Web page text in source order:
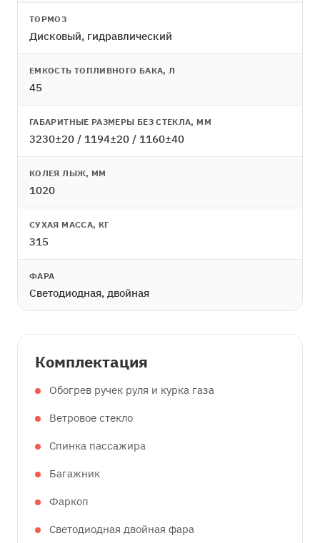
ТОРМОЗ
Дисковый, гидравлический
ЕМКОСТЬ ТОПЛИВНОГО БАКА, Л
45
ГАБАРИТНЫЕ РАЗМЕРЫ БЕЗ СТЕКЛА, ММ
3230±20 / 1194±20 / 1160±40
КОЛЕЯ ЛЫЖ, ММ
1020
СУХАЯ МАССА, КГ
315
ФАРА
Светодиодная, двойная
Комплектация
Обогрев ручек руля и курка газа
Ветровое стекло
Спинка пассажира
Багажник
Фаркоп
Светодиодная двойная фара